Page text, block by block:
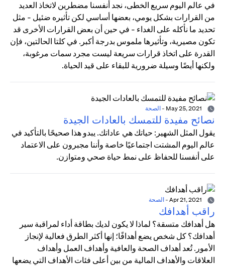
في عالم اليوم سريع الخطى، نجد أنفسنا مضطرين لاتخاذ العديد
من القرارات بشكل يومي، بعضها أساسي لكن تأثيره ضئيل - مثل
تحديد ما نأكله على الغداء - في حين أن بعض القرارات الأخرى قد
تكون مصيرية، وتأثيرها ملموس بدرجة أكبر. في كلتا الحالتين، فإن
القدرة على اتخاذ قرارات سريعة ليست مجرد سمات مرغوبة،
ولكنها أيضًا وسيلة ضرورية للبقاء على قيد الحياة.
- الصحة
نصائح مفيدة للتمسك بالعادات الجيدة
يقول المثل الشهير: حياتك هي عاداتك. يبدو هذا صحيحًا بالتأكيد في
عالم اليوم المشتت اجتماعيًا خاصة وأننا مجبرون على الاعتماد
على أنفسنا للحفاظ على نمط حياة صحي ومتوازن.
- الصحة
راقب أهدافك
هل أهدافك متسقة؟ لماذا لا يكون لديك بطاقة أداء لمراقبة سير
أهدافك؟ كل شخص يضع أهدافًا؛ إنها أكثر الطرق فعالية لإنجاز
الأمور. تُعد أهداف الصحة والعافية وأهداف العمل وأهداف
العلاقات والأهداف المالية من بين أعلى فئات الأهداف التي يضعها